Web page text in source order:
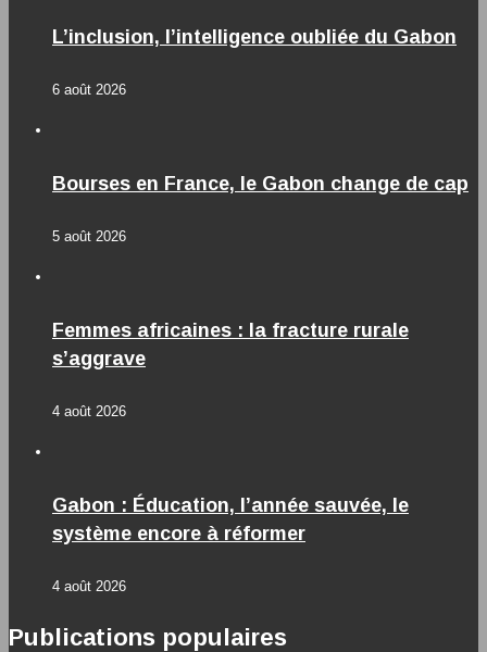
L’inclusion, l’intelligence oubliée du Gabon
6 août 2026
Bourses en France, le Gabon change de cap
5 août 2026
Femmes africaines : la fracture rurale
s’aggrave
4 août 2026
Gabon : Éducation, l’année sauvée, le
système encore à réformer
4 août 2026
Publications populaires